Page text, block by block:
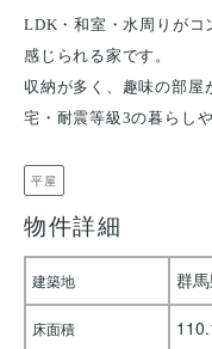
LDK・和室・水周りがコ
感じられる家です。
収納が多く、趣味の部屋
宅・耐震等級3の暮らし
平屋
物件詳細
建築地 群
床面積